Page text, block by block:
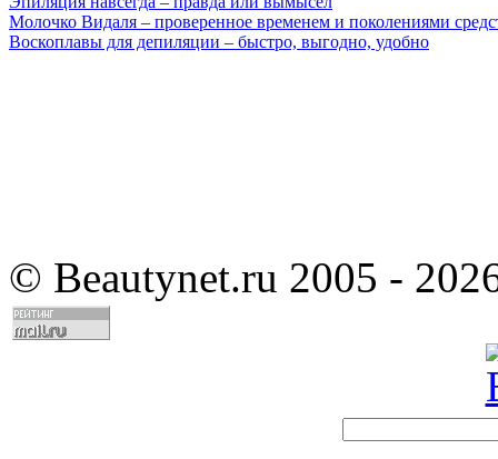
Молочко Видаля – проверенное временем и поколениями
Воскоплавы для депиляции – быстро, выгодно, удобно
© Beautynet.ru 2005 -